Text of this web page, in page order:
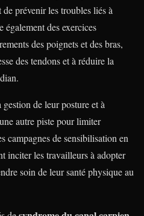
prévenir les troubles liés à
des exercices
des poignets et des bras,
des tendons et à réduire la
de leur posture et à
autre piste pour limiter
campagnes de sensibilisation en
inciter les travailleurs à adopter
soin de leur santé physique au